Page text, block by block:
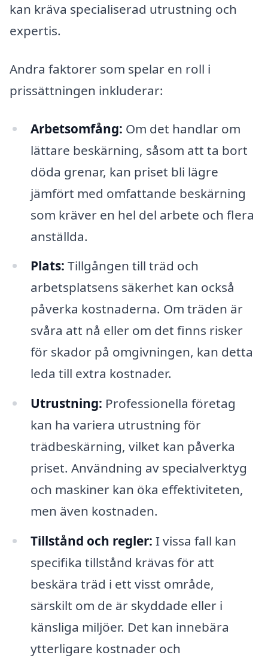
kan kräva specialiserad utrustning och
expertis.
Andra faktorer som spelar en roll i
prissättningen inkluderar:
Arbetsomfång: Om det handlar om
lättare beskärning, såsom att ta bort
döda grenar, kan priset bli lägre
jämfört med omfattande beskärning
som kräver en hel del arbete och flera
anställda.
Plats: Tillgången till träd och
arbetsplatsens säkerhet kan också
påverka kostnaderna. Om träden är
svåra att nå eller om det finns risker
för skador på omgivningen, kan detta
leda till extra kostnader.
Utrustning: Professionella företag
kan ha variera utrustning för
trädbeskärning, vilket kan påverka
priset. Användning av specialverktyg
och maskiner kan öka effektiviteten,
men även kostnaden.
Tillstånd och regler: I vissa fall kan
specifika tillstånd krävas för att
beskära träd i ett visst område,
särskilt om de är skyddade eller i
känsliga miljöer. Det kan innebära
ytterligare kostnader och